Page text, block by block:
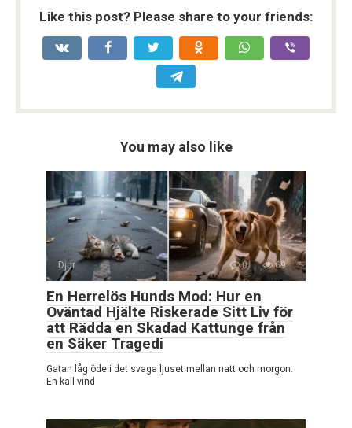
Like this post? Please share to your friends:
You may also like
Djur 0 69
En Herrelös Hunds Mod: Hur en
Oväntad Hjälte Riskerade Sitt Liv för
att Rädda en Skadad Kattunge från
en Säker Tragedi
Gatan låg öde i det svaga ljuset mellan natt och morgon.
En kall vind